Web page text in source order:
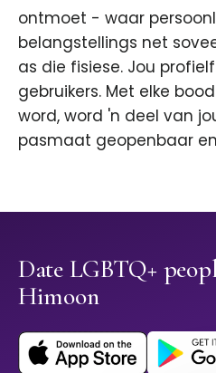
ontmoet - waar
belangstellings net
as die fisiese. Jou
gebruikers. Met elke
word, word 'n deel van
pasmaat geopenbaar
Date LGBTQ+
Himoon